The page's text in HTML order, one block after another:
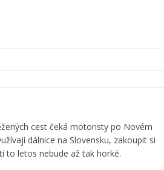
cest čeká motoristy po Novém
dálnice na Slovensku, zakoupit si
to letos nebude až tak horké.